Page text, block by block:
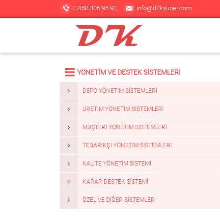
0 850 305 95 92 info@d7ksuper.com
YÖNETİM VE DESTEK SİSTEMLERİ
DEPO YÖNETIM SISTEMLERI
ÜRETIM YÖNETIM SISTEMLERI
MÜŞTERI YÖNETIM SISTEMLERI
TEDARIKÇI YÖNETIM SISTEMLERI
KALITE YÖNETIM SISTEMI
KARAR DESTEK SISTEMI
ÖZEL VE DIĞER SISTEMLER